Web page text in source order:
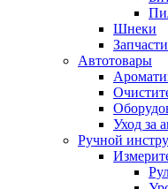
Шнеки
Автотовары
Уход за
Ручной